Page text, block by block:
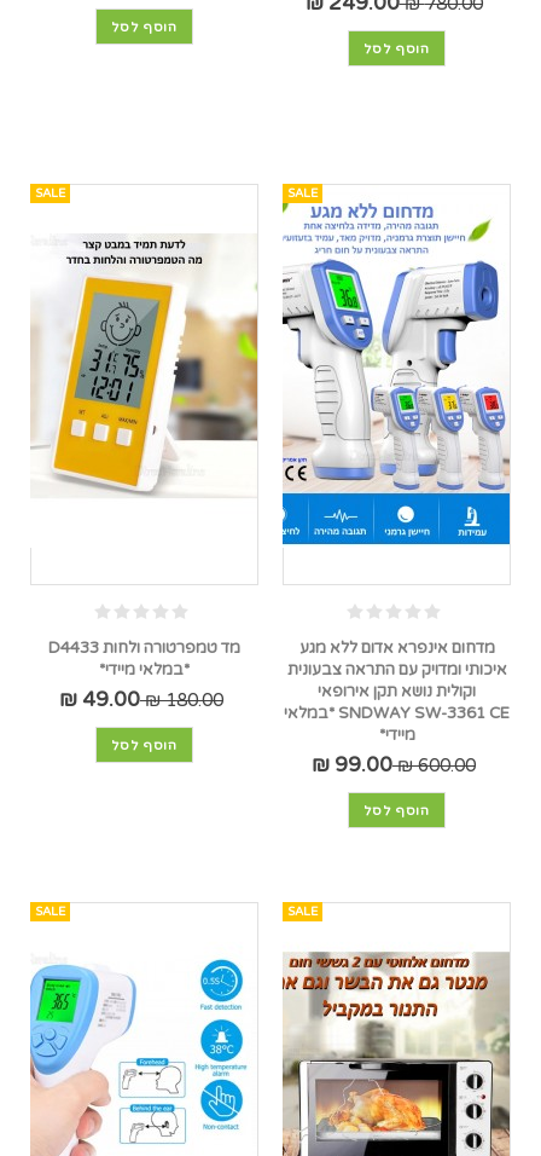
הוסף לסל
הוסף לסל
SALE
מדחום אינפרא אדום ללא מגע
איכותי ומדויק עם התראה צבעונית
וקולית נושא תקן אירופאי
SNDWAY SW-3361 CE *במלאי
מיידי*
600.00 ₪
99.00 ₪
הוסף לסל
SALE
מד טמפרטורה ולחות D4433
*במלאי מיידי*
180.00 ₪
49.00 ₪
הוסף לסל
SALE
SALE